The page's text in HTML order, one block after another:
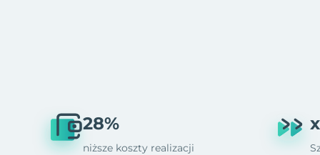
28%
niższe koszty realizacji